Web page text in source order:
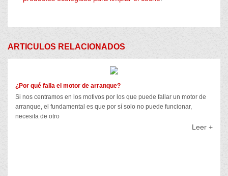
ARTICULOS RELACIONADOS
¿Por qué falla el motor de arranque?
Si nos centramos en los motivos por los que puede fallar un motor de
arranque, el fundamental es que por sí solo no puede funcionar,
necesita de otro
Leer +